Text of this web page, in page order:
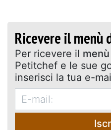
Ricevere il menù
Per ricevere il
Petitchef e le sue
inserisci la tua e-